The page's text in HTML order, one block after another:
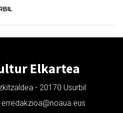
Elkartea
- 20170 Usurbil